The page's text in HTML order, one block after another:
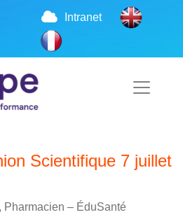
Intranet
Scientifique 7 juillet
Pharmacien – ÉduSanté